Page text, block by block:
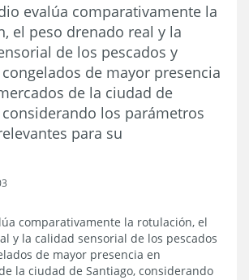
evalúa comparativamente la
el peso drenado real y la
de los pescados y
de mayor presencia
de la ciudad de
considerando los parámetros
para su
comparativamente la rotulación, el
y la calidad sensorial de los pescados
de mayor presencia en
la ciudad de Santiago, considerando